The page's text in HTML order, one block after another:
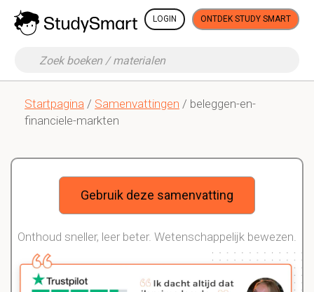
LOGIN ONTDEK STUDY SMART
Startpagina / Samenvattingen / beleggen-en-
financiele-markten
Gebruik deze samenvatting
Onthoud sneller, leer beter. Wetenschappelijk bewezen.